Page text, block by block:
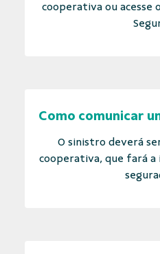
cooperativa ou acesse
Como comunicar
O sinistro deverá
cooperativa, que fará